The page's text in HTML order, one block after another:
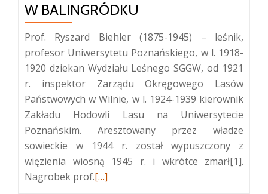
W BALINGRÓDKU
Prof. Ryszard Biehler (1875-1945) – leśnik,
profesor Uniwersytetu Poznańskiego, w l. 1918-
1920 dziekan Wydziału Leśnego SGGW, od 1921
r. inspektor Zarządu Okręgowego Lasów
Państwowych w Wilnie, w l. 1924-1939 kierownik
Zakładu Hodowli Lasu na Uniwersytecie
Poznańskim. Aresztowany przez władze
sowieckie w 1944 r. został wypuszczony z
więzienia wiosną 1945 r. i wkrótce zmarł[1].
Nagrobek prof.Więcej
[…]